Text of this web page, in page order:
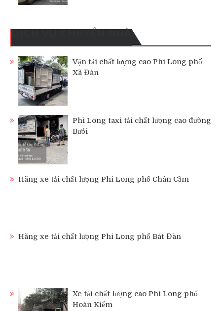
DỊCH VỤ CHUYỂN NHÀ
Vận tải chất lượng cao Phi Long phố
Xã Đàn
Phi Long taxi tải chất lượng cao đường
Bưởi
Hãng xe tải chất lượng Phi Long phố Chân Cầm
Hãng xe tải chất lượng Phi Long phố Bát Đàn
Xe tải chất lượng cao Phi Long phố
Hoàn Kiếm